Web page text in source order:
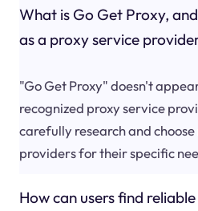
What is Go Get Proxy,
as a proxy service
"Go Get Proxy" doesn't
recognized proxy service
carefully research and
providers for their specific
How can users find